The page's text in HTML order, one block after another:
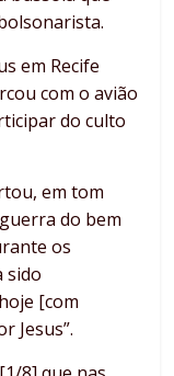
em Recife
com o avião
do culto
em tom
do bem
os
sido
[com
Jesus”.